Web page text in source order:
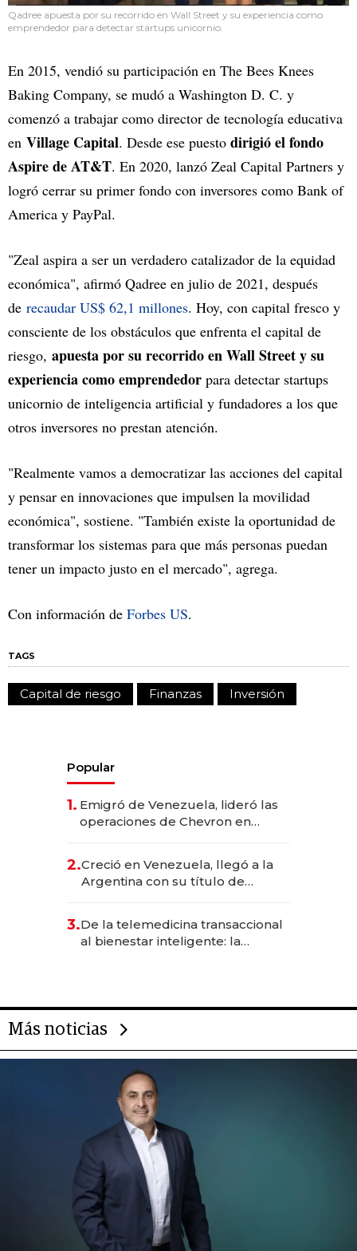
Qadree apuesta por su recorrido en Wall Street y su experiencia como
emprendedor para detectar startups unicornio.
En 2015, vendió su participación en The Bees Knees
Baking Company, se mudó a Washington D. C. y
comenzó a trabajar como director de tecnología educativa
en Village Capital. Desde ese puesto dirigió el fondo
Aspire de AT&T. En 2020, lanzó Zeal Capital Partners y
logró cerrar su primer fondo con inversores como Bank of
America y PayPal.
"Zeal aspira a ser un verdadero catalizador de la equidad
económica", afirmó Qadree en julio de 2021, después
de recaudar US$ 62,1 millones. Hoy, con capital fresco y
consciente de los obstáculos que enfrenta el capital de
riesgo, apuesta por su recorrido en Wall Street y su
experiencia como emprendedor para detectar startups
unicornio de inteligencia artificial y fundadores a los que
otros inversores no prestan atención.
"Realmente vamos a democratizar las acciones del capital
y pensar en innovaciones que impulsen la movilidad
económica", sostiene. "También existe la oportunidad de
transformar los sistemas para que más personas puedan
tener un impacto justo en el mercado", agrega.
Con información de Forbes US.
TAGS
Capital de riesgo Finanzas Inversión
Popular
1. Emigró de Venezuela, lideró las
operaciones de Chevron en
2.Creció en Venezuela, llegó a la
Argentina con su título de
las marcas "fast premium"
3.De la telemedicina transaccional
al bienestar inteligente: la
Más noticias